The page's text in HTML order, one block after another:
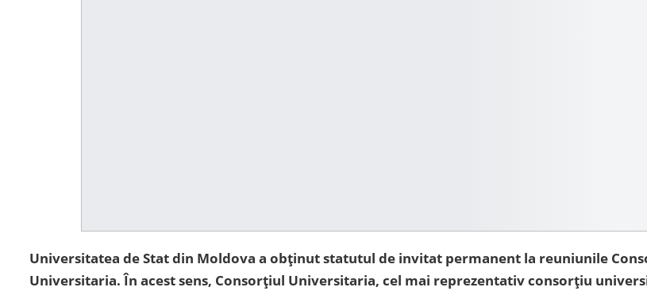
Universitatea de Stat din Moldova a obținut statutul de invitat permanent la reuniunile
Universitaria. În acest sens, Consorțiul Universitaria, cel mai reprezentativ consorțiu